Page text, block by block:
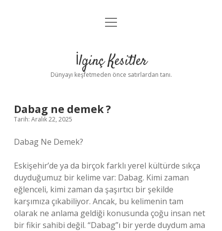
Anasayfa
Yasal Uyarı
menüyü
İlginç Kesitler
Dünyayı keşfetmeden önce satırlardan tanı.
Dabag ne demek ?
Tarih: Aralık 22, 2025
Dabag Ne Demek?
Eskişehir’de ya da birçok farklı yerel kültürde sıkça
duyduğumuz bir kelime var: Dabag. Kimi zaman
eğlenceli, kimi zaman da şaşırtıcı bir şekilde
karşımıza çıkabiliyor. Ancak, bu kelimenin tam
olarak ne anlama geldiği konusunda çoğu insan net
bir fikir sahibi değil. “Dabag”ı bir yerde duydum ama